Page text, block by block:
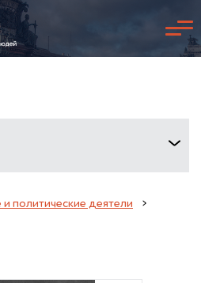
политические деятели